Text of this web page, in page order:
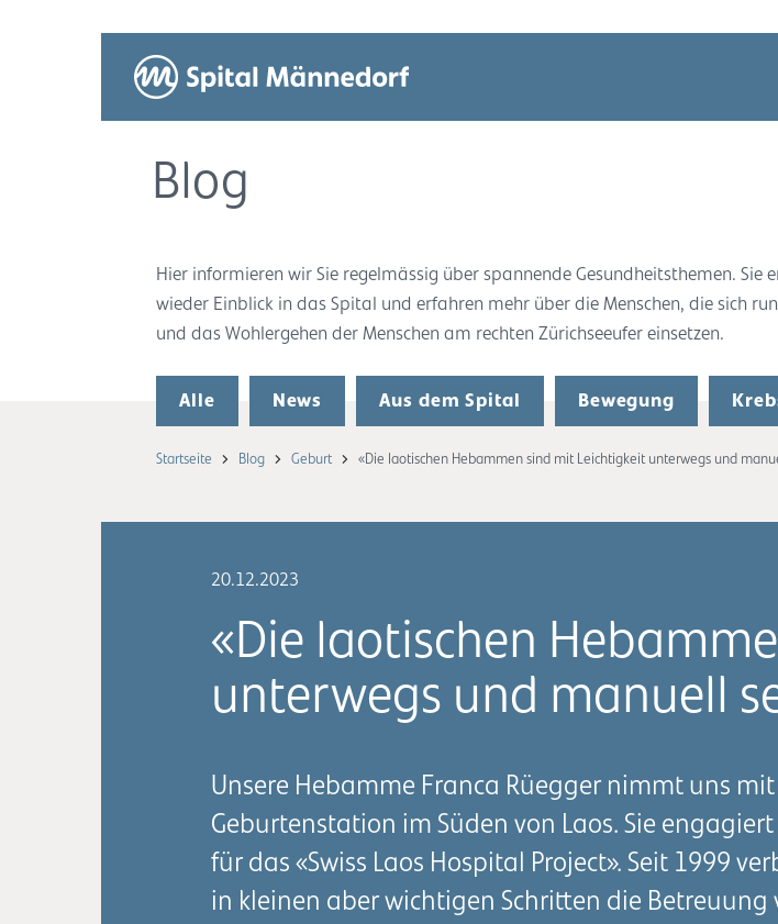
Blog
Hier informieren wir Sie regelmässig über spannende Gesundheitsthemen. Sie
wieder Einblick in das Spital und erfahren mehr über die Menschen, die sich
und das Wohlergehen der Menschen am rechten Zürichseeufer einsetzen.
Alle News Aus dem Spital Bewegung
Startseite Blog Geburt «Die laotischen Hebammen sind mit Leichtigkeit unterwegs und
20.12.2023
«Die laotischen
unterwegs und manuell
Unsere Hebamme Franca Rüegger nimmt uns
Geburtenstation im Süden von Laos. Sie
für das «Swiss Laos Hospital Project». Seit 1999
in kleinen aber wichtigen Schritten die Betreuung